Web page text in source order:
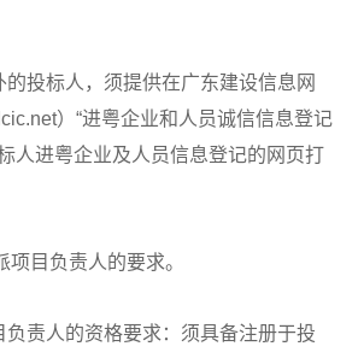
的投标人，须提供在广东建设信息网
）“进粤企业和人员诚信信息登记
人进粤企业及人员信息登记的网页打
项目负责人的要求。
负责人的资格要求：须具备注册于投